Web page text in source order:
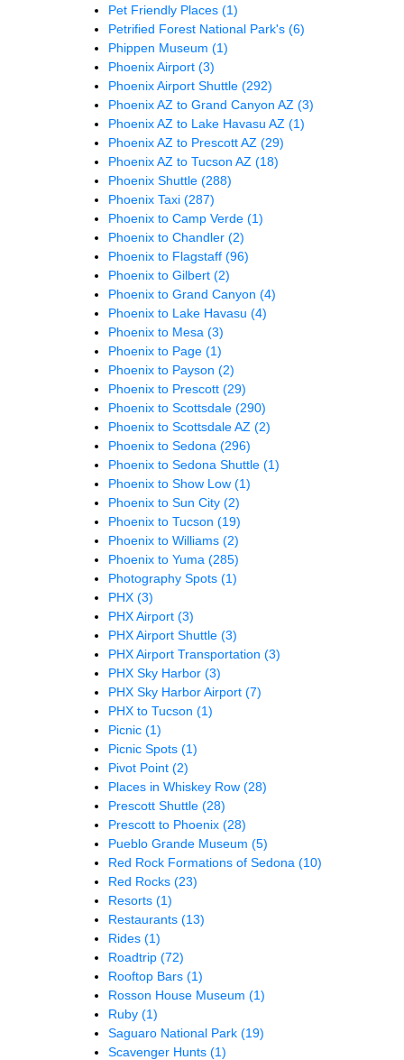
Pet Friendly Places (1)
Petrified Forest National Park's (6)
Phippen Museum (1)
Phoenix Airport (3)
Phoenix Airport Shuttle (292)
Phoenix AZ to Grand Canyon AZ (3)
Phoenix AZ to Lake Havasu AZ (1)
Phoenix AZ to Prescott AZ (29)
Phoenix AZ to Tucson AZ (18)
Phoenix Shuttle (288)
Phoenix Taxi (287)
Phoenix to Camp Verde (1)
Phoenix to Chandler (2)
Phoenix to Flagstaff (96)
Phoenix to Gilbert (2)
Phoenix to Grand Canyon (4)
Phoenix to Lake Havasu (4)
Phoenix to Mesa (3)
Phoenix to Page (1)
Phoenix to Payson (2)
Phoenix to Prescott (29)
Phoenix to Scottsdale (290)
Phoenix to Scottsdale AZ (2)
Phoenix to Sedona (296)
Phoenix to Sedona Shuttle (1)
Phoenix to Show Low (1)
Phoenix to Sun City (2)
Phoenix to Tucson (19)
Phoenix to Williams (2)
Phoenix to Yuma (285)
Photography Spots (1)
PHX (3)
PHX Airport (3)
PHX Airport Shuttle (3)
PHX Airport Transportation (3)
PHX Sky Harbor (3)
PHX Sky Harbor Airport (7)
PHX to Tucson (1)
Picnic (1)
Picnic Spots (1)
Pivot Point (2)
Places in Whiskey Row (28)
Prescott Shuttle (28)
Prescott to Phoenix (28)
Pueblo Grande Museum (5)
Red Rock Formations of Sedona (10)
Red Rocks (23)
Resorts (1)
Restaurants (13)
Rides (1)
Roadtrip (72)
Rooftop Bars (1)
Rosson House Museum (1)
Ruby (1)
Saguaro National Park (19)
Scavenger Hunts (1)